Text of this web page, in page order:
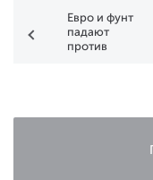
Евро и фунт
падают
против